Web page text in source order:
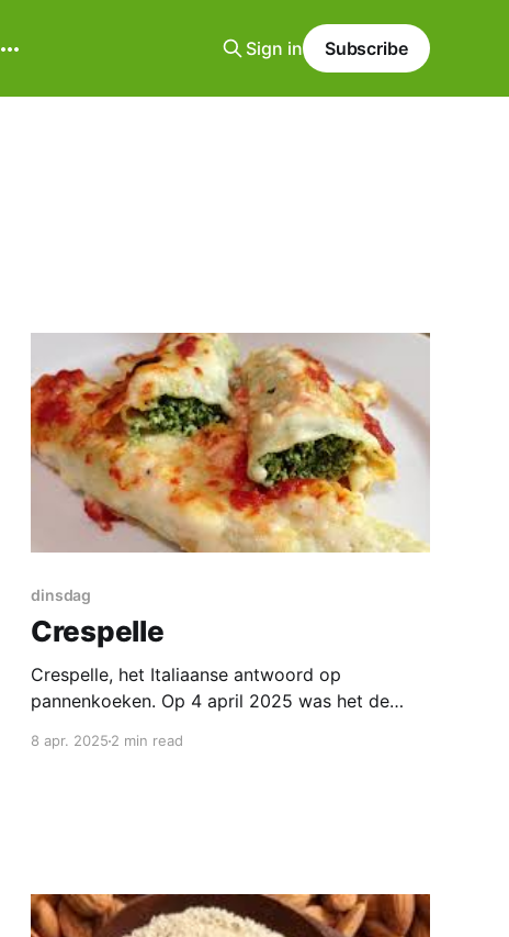
Sign in Subscribe
dinsdag
Crespelle
Crespelle, het Italiaanse antwoord op
pannenkoeken. Op 4 april 2025 was het de
Pannenkoekdag in Nederland werd gevierd. In
8 apr. 20252 min read